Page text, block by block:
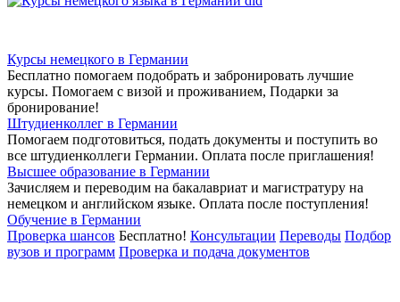
Курсы немецкого в Германии
Бесплатно помогаем подобрать и забронировать лучшие
курсы. Помогаем с визой и проживанием, Подарки за
бронирование!
Штудиенколлег в Германии
Помогаем подготовиться, подать документы и поступить во
все штудиенколлеги Германии. Оплата после приглашения!
Высшее образование в Германии
Зачисляем и переводим на бакалавриат и магистратуру на
немецком и английском языке. Оплата после поступления!
Обучение в Германии
Проверка шансов Бесплатно! Консультации Переводы Подбор
вузов и программ Проверка и подача документов